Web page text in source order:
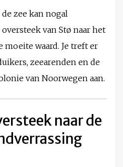
zee kan nogal
van Stø naar het
moeite waard. Je treft er
zeearenden en de
van Noorwegen aan.
naar de